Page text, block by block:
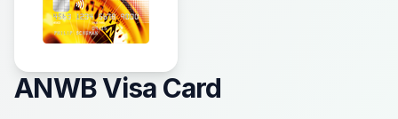
ANWB Visa Card